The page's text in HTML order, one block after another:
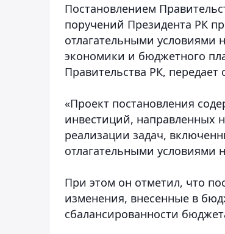
Постановлением
поручений Президента РК
отлагательными условиями
экономики и бюджетного
Правительства РК,
«Проект постановления
инвестиций, направленных
реализации задач,
отлагательными условиями
При этом он отметил, что
изменения, внесенные в
сбалансированности